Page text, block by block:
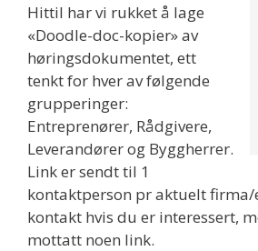
Hittil har vi rukket å lage
«Doodle-doc-kopier» av
høringsdokumentet, ett
tenkt for hver av følgende
grupperinger:
Entreprenører, Rådgivere,
Leverandører og Byggherrer.
Link er sendt til 1
kontaktperson pr aktuelt firma/
kontakt hvis du er interessert,
mottatt noen link.